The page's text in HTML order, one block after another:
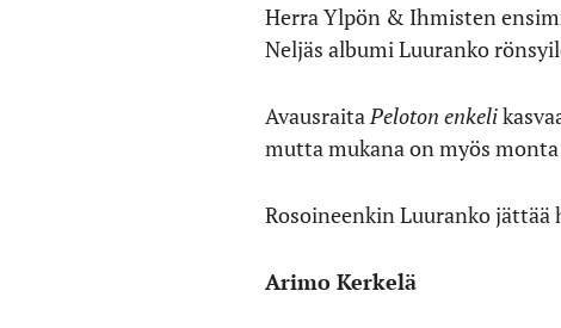
Herra Ylpön & Ihmisten
Neljäs albumi Luuranko
Avausraita Peloton enkeli
mutta mukana on myös
Rosoineenkin Luuranko jättää
Arimo Kerkelä